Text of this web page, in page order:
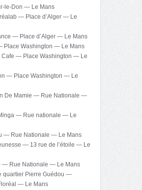
le-Don — Le Mans
— Place d’Alger — Le
— Place d’Alger — Le Mans
Place Washington — Le Mans
Cafe — Place Washington — Le
— Place Washington — Le
De Mamie — Rue Nationale —
— Rue nationale — Le
— Rue Nationale — Le Mans
— 13 rue de l’étoile — Le
— Rue Nationale — Le Mans
quartier Pierre Guédou —
— Le Mans